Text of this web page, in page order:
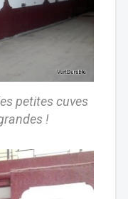
petites cuves
!